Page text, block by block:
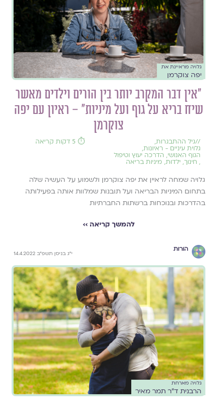
גלויה מראיינת את
יפה צוקרמן
״אין דבר המקרב יותר בין הורים וילדים מאשר
שיח בריא על גוף ועל מיניות״ – ראיון עם יפה
צוקרמן
//גיל ההתבגרות,
גלוית עיניים - ראיונות,
הגוף האנושי, הדרכה יעוץ וטיפול
, חינוך, ילדוּת, מיניות בריאה
⏱️ 5 דקות קריאה
גלויה שמחה לראיין את יפה צוקרמן ולשמוע על העשיה שלה
בתחום המיניות הבריאה ועל תובנות שמלוות אותה בפעילותה
בהדרכות ובנוכחות ברשתות החברתיות
להמשך קריאה ››
הורות
י״ג בניסן תשפ״ב 14.4.2022
גלויה מארחת
הרבנית ד״ר תמר מאיר